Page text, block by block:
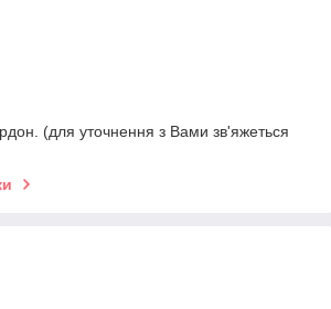
(для уточнення з Вами зв'яжеться